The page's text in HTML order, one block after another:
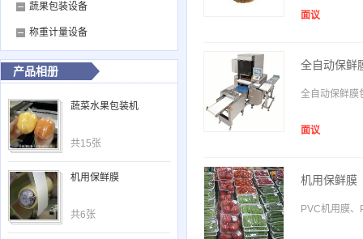
面议
全自动保鲜
全自动保鲜膜
面议
机用保鲜膜
PVC机用膜、
蔬果包装设备
称重计量设备
产品相册
蔬菜水果包装机
共15张
机用保鲜膜
共6张